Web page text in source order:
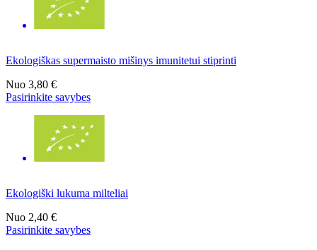
Ekologiškas supermaisto mišinys imunitetui stiprinti
Nuo 3,80 €
Pasirinkite savybes
Ekologiški lukuma milteliai
Nuo 2,40 €
Pasirinkite savybes